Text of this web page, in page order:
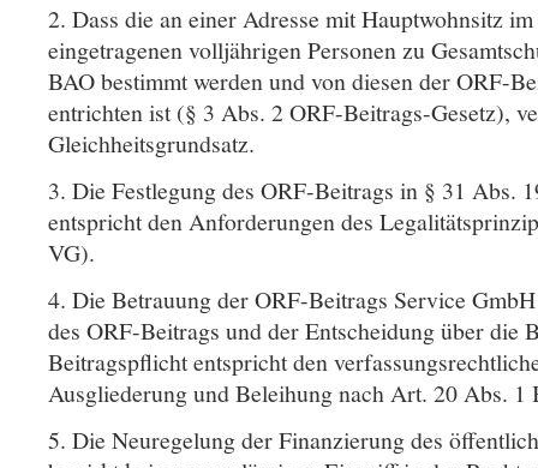
2. Dass die an einer Adresse mit Hauptwohnsitz
eingetragenen volljährigen Personen zu
BAO bestimmt werden und von diesen der ORF-
entrichten ist (§ 3 Abs. 2 ORF-Beitrags-Gesetz),
Gleichheitsgrundsatz.
3. Die Festlegung des ORF-Beitrags in § 31 Abs.
entspricht den Anforderungen des
VG).
4. Die Betrauung der ORF-Beitrags Service
des ORF-Beitrags und der Entscheidung über die
Beitragspflicht entspricht den
Ausgliederung und Beleihung nach Art. 20 Abs. 1
5. Die Neuregelung der Finanzierung des